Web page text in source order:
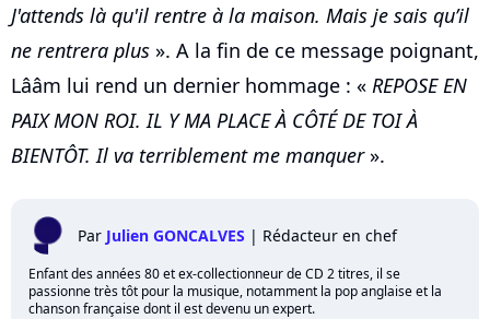
J'attends là qu'il rentre à la maison. Mais je sais qu’il
ne rentrera plus ». A la fin de ce message poignant,
Lââm lui rend un dernier hommage : « REPOSE EN
PAIX MON ROI. IL Y MA PLACE À CÔTÉ DE TOI À
BIENTÔT. Il va terriblement me manquer».
Par Julien GONCALVES | Rédacteur en chef
Enfant des années 80 et ex-collectionneur de CD 2 titres, il se
passionne très tôt pour la musique, notamment la pop anglaise et la
chanson française dont il est devenu un expert.